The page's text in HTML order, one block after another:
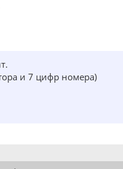
и 7 цифр номера)